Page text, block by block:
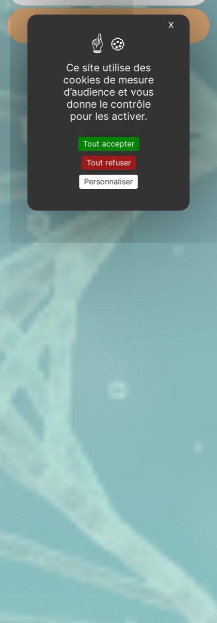
06 79 26 59 36
Ce site utilise des
cookies de mesure
d’audience et vous
donne le contrôle
pour les activer.
Tout accepter
Tout refuser
Personnaliser
X Masquer